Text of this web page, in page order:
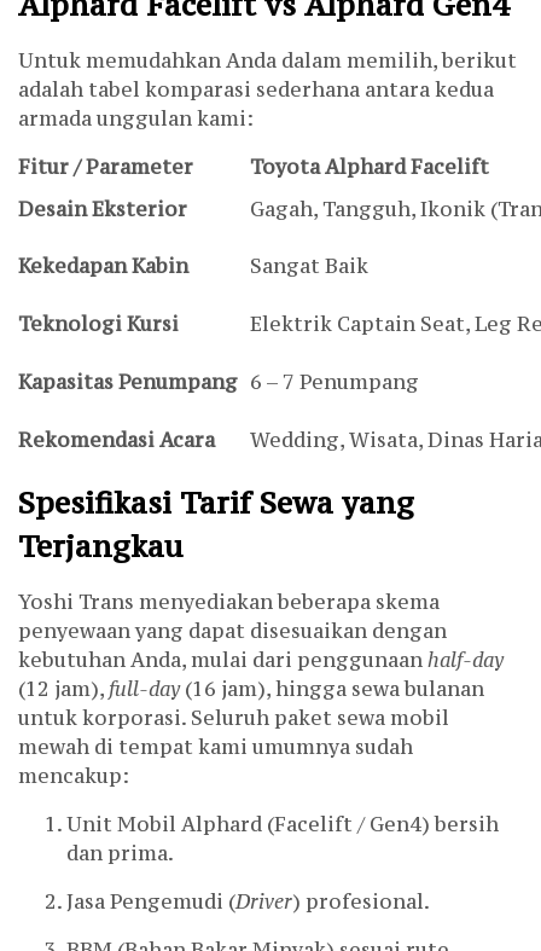
Untuk memudahkan Anda dalam memilih, berikut
adalah tabel komparasi sederhana antara kedua
armada unggulan kami:
Fitur / Parameter
Toyota Alphard Facelift
Desain Eksterior
Gagah, Tangguh, Ikonik
Kekedapan Kabin Sangat Baik
Teknologi Kursi Elektrik Captain Seat, Leg
Kapasitas Penumpang 6 – 7 Penumpang
Rekomendasi Acara Wedding, Wisata, Dinas
Spesifikasi Tarif Sewa yang
Terjangkau
Yoshi Trans menyediakan beberapa skema
penyewaan yang dapat disesuaikan dengan
kebutuhan Anda, mulai dari penggunaanhalf-day
(12 jam), full-day(16 jam), hingga sewa bulanan
untuk korporasi. Seluruh paket sewa mobil
mewah di tempat kami umumnya sudah
mencakup:
Unit Mobil Alphard (Facelift / Gen4) bersih
dan prima.
Jasa Pengemudi (Driver) profesional.